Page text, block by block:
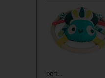
perf...